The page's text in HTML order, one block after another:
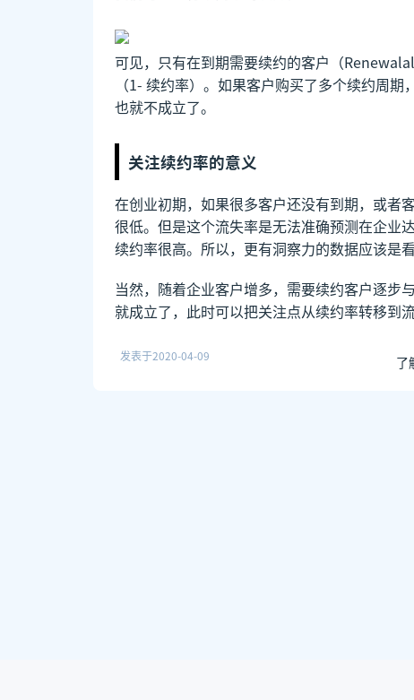
可见，只有在到期需要续约的客户（
（1- 续约率）。如果客户购买了多个续约周
也就不成立了。
关注续约率的意义
在创业初期，如果很多客户还没有到期，或者
很低。但是这个流失率是无法准确预测在企业
续约率很高。所以，更有洞察力的数据应该是
当然，随着企业客户增多，需要续约客户逐步
就成立了，此时可以把关注点从续约率转移到流
发表于2020-04-09 了